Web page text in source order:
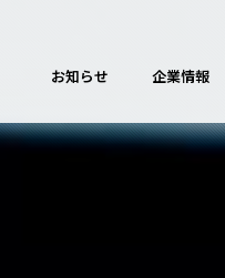
お知らせ 企業情報